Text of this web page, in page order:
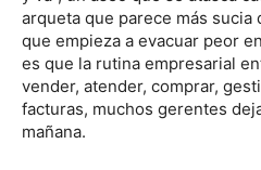
arqueta que parece más sucia
que empieza a evacuar peor
es que la rutina empresarial
vender, atender, comprar,
facturas, muchos gerentes
mañana.